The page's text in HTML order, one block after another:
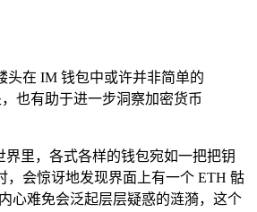
头在 IM 钱包中或许并非简单的
也有助于进一步洞察加密货币
里，各式各样的钱包宛如一把把钥
会惊讶地发现界面上有一个 ETH 骷
心难免会泛起层层疑惑的涟漪，这个